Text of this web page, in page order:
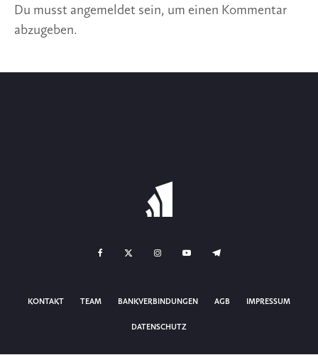
Du musst angemeldet sein, um einen Kommentar
abzugeben.
KONTAKT TEAM BANKVERBINDUNGEN AGB IMPRESSUM
DATENSCHUTZ